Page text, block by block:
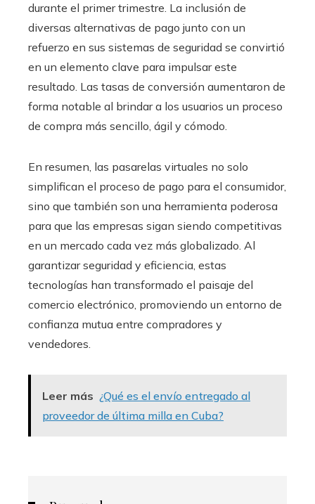
durante el primer trimestre. La inclusión de
diversas alternativas de pago junto con un
refuerzo en sus sistemas de seguridad se convirtió
en un elemento clave para impulsar este
resultado. Las tasas de conversión aumentaron de
forma notable al brindar a los usuarios un proceso
de compra más sencillo, ágil y cómodo.
En resumen, las pasarelas virtuales no solo
simplifican el proceso de pago para el consumidor,
sino que también son una herramienta poderosa
para que las empresas sigan siendo competitivas
en un mercado cada vez más globalizado. Al
garantizar seguridad y eficiencia, estas
tecnologías han transformado el paisaje del
comercio electrónico, promoviendo un entorno de
confianza mutua entre compradores y
vendedores.
Leer más ¿Qué es el envío entregado al
proveedor de última milla en Cuba?